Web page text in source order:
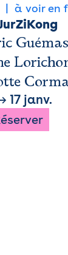
à voir en
Guémas
17 janv.